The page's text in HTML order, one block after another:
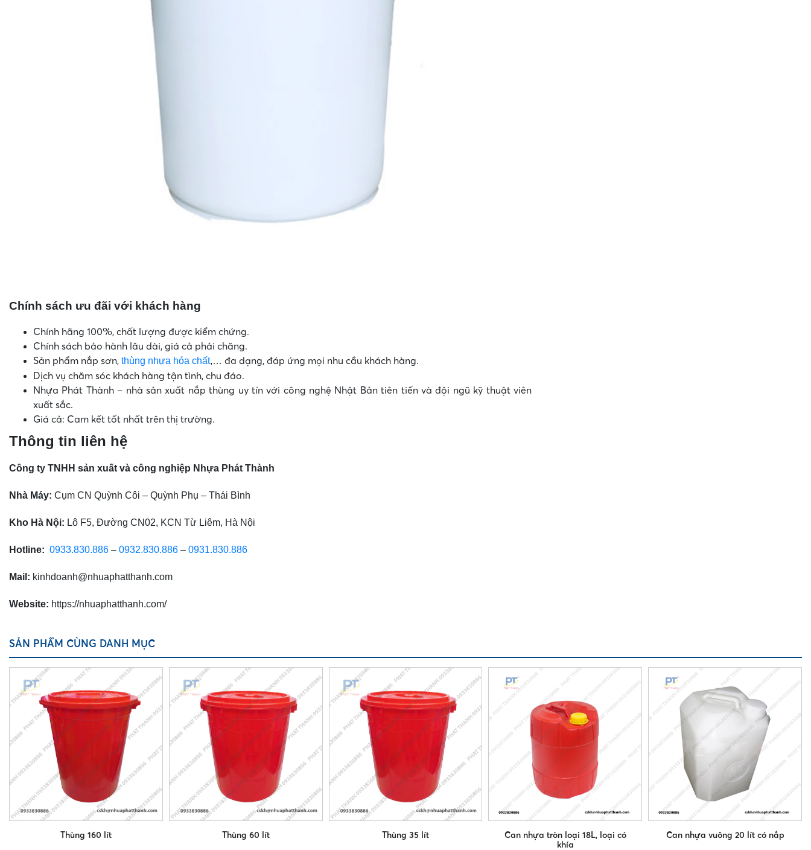
Chính sách ưu đãi với khách hàng
Chính hãng 100%, chất lượng được kiểm chứng.
Chính sách bảo hành lâu dài, giá cả phải chăng.
Sản phẩm nắp sơn, thùng nhựa hóa chất,… đa dạng, đáp ứng mọi nhu cầu khách hàng.
Dịch vụ chăm sóc khách hàng tận tình, chu đáo.
Nhựa Phát Thành – nhà sản xuất nắp thùng uy tín với công nghệ Nhật Bản tiên tiến và đội ngũ kỹ thuật viên
xuất sắc.
Giá cả: Cam kết tốt nhất trên thị trường.
Thông tin liên hệ
Công ty TNHH sản xuất và công nghiệp Nhựa Phát Thành
Nhà Máy: Cụm CN Quỳnh Côi – Quỳnh Phụ – Thái Bình
Kho Hà Nội: Lô F5, Đường CN02, KCN Từ Liêm, Hà Nội
Hotline: 0933.830.886 – 0932.830.886 – 0931.830.886
Mail: kinhdoanh@nhuaphatthanh.com
Website: https://nhuaphatthanh.com/
SẢN PHẨM CÙNG DANH MỤC
Thùng 160 lít Thùng 60 lít Thùng 35 lít
Can nhựa tròn loại 18L, loại có
khía
Can nhựa vuông 20 lít có nắp